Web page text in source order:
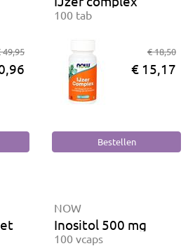
49,95
100 tab
€ 18,50
€ 15,17
actieve B12 en Folaat
NOW
Inositol 500 mg
100 vcaps